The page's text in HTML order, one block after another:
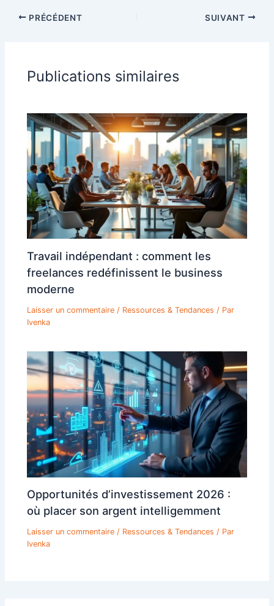
PRÉCÉDENT SUIVANT
Publications similaires
Travail indépendant : comment les
freelances redéfinissent le business
moderne
Laisser un commentaire / Ressources & Tendances / Par
Ivenka
Opportunités d’investissement 2026 :
où placer son argent intelligemment
Laisser un commentaire / Ressources & Tendances / Par
Ivenka